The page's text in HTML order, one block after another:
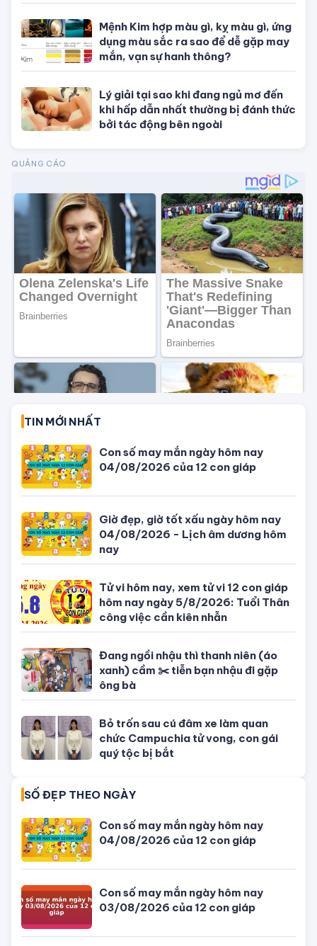
Mệnh Kim hợp màu gì, kỵ màu gì, ứng
dụng màu sắc ra sao để dễ gặp may
mắn, vạn sự hanh thông?
Lý giải tại sao khi đang ngủ mơ đến
khi hấp dẫn nhất thường bị đánh thức
bởi tác động bên ngoài
TIN MỚI NHẤT
Con số may mắn ngày hôm nay
Giờ đẹp, giờ tốt xấu ngày hôm nay
04/08/2026 - Lịch âm dương hôm
Tử vi hôm nay, xem tử vi 12 con giáp
hôm nay ngày 5/8/2026: Tuổi Thân